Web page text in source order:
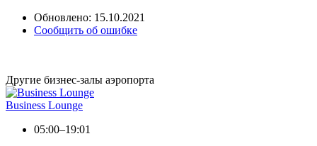
Обновлено: 15.10.2021
Сообщить об ошибке
Другие бизнес-залы аэропорта
Business Lounge
05:00–19:01